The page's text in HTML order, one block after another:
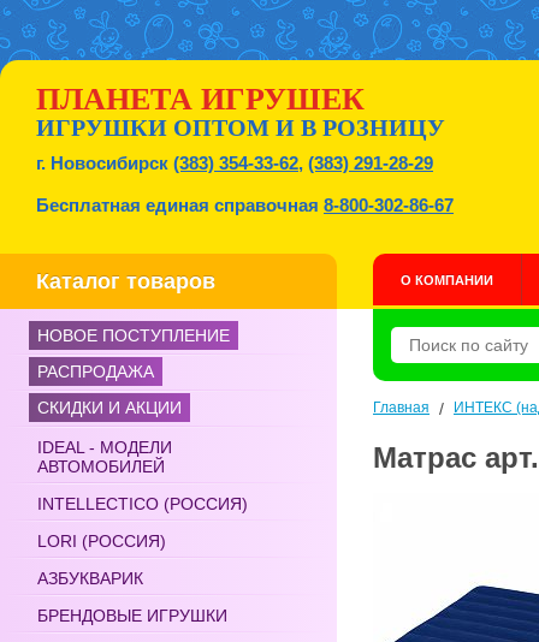
ПЛАНЕТА ИГРУШЕК
ИГРУШКИ ОПТОМ И В РОЗНИЦУ
г. Новосибирск (383) 354-33-62, (383) 291-28-29
Бесплатная единая справочная 8-800-302-86-67
Каталог товаров О КОМПАНИИ
НОВОЕ ПОСТУПЛЕНИЕ
РАСПРОДАЖА
СКИДКИ И АКЦИИ
IDEAL - МОДЕЛИ
АВТОМОБИЛЕЙ
INTELLECTICO (РОССИЯ)
LORI (РОССИЯ)
АЗБУКВАРИК
БРЕНДОВЫЕ ИГРУШКИ
Главная / ИНТЕКС
Матрас